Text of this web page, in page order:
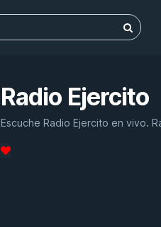
Radio Ejercito
Escuche Radio Ejercito en vivo.